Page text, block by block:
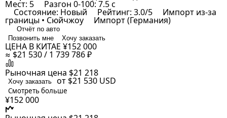
Мест: 5 Разгон 0-100: 7.5 с
Состояние: Новый Рейтинг: 3.0/5 Импорт из-за
границы • Сюйчжоу Импорт (Германия)
Отчёт по авто
Позвонить мне
Хочу заказать
ЦЕНА В КИТАЕ ¥152 000
≈ $21 530 / 1 739 786 ₽
Рыночная цена $21 218
Хочу заказать от $21 530 USD
Смотреть больше
¥152 000